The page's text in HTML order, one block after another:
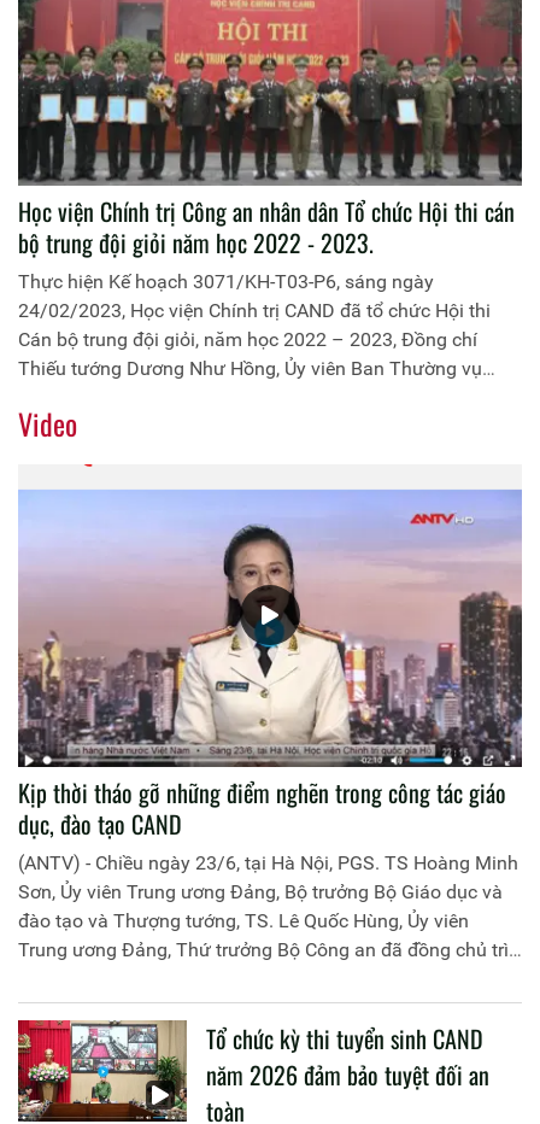
Học viện Chính trị Công an nhân dân Tổ chức Hội thi cán
bộ trung đội giỏi năm học 2022 - 2023.
Thực hiện Kế hoạch 3071/KH-T03-P6, sáng ngày
24/02/2023, Học viện Chính trị CAND đã tổ chức Hội thi
Cán bộ trung đội giỏi, năm học 2022 – 2023, Đồng chí
Thiếu tướng Dương Như Hồng, Ủy viên Ban Thường vụ
thi dự và chỉ đạo; Tham dự Hội thi có thành viên Ban Tổ
thi (trong đó 04 trung đội học viên Việt Nam và 02 trung đội
Video
Kịp thời tháo gỡ những điểm nghẽn trong công tác giáo
dục, đào tạo CAND
(ANTV) - Chiều ngày 23/6, tại Hà Nội, PGS. TS Hoàng Minh
Sơn, Ủy viên Trung ương Đảng, Bộ trưởng Bộ Giáo dục và
đào tạo và Thượng tướng, TS. Lê Quốc Hùng, Ủy viên
Trung ương Đảng, Thứ trưởng Bộ Công an đã đồng chủ trì
liên quan đến công tác giáo dục và đào tạo của lực lượng
CAND.
Tổ chức kỳ thi tuyển sinh CAND
năm 2026 đảm bảo tuyệt đối an
toàn